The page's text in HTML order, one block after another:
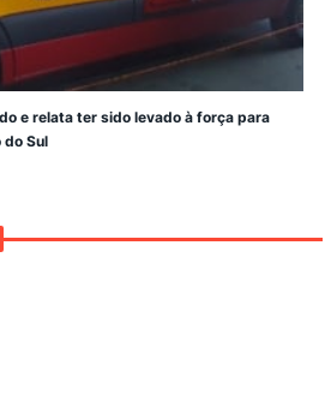
e relata ter sido levado à força para
do Sul